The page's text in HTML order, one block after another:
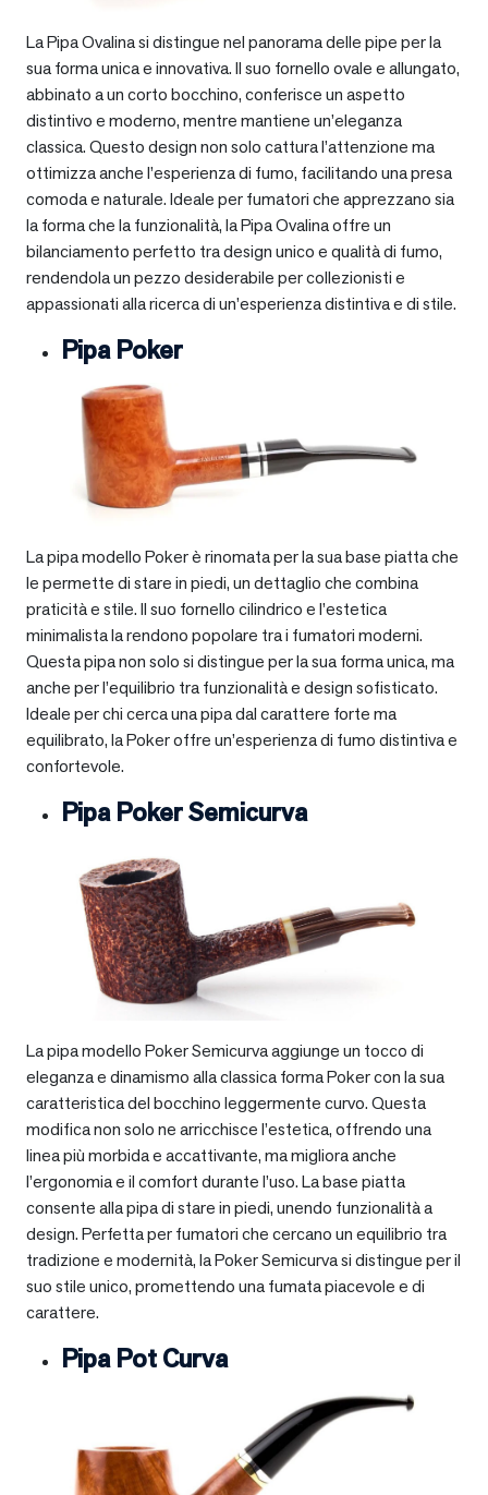
La Pipa Ovalina si distingue nel panorama delle pipe per la
sua forma unica e innovativa. Il suo fornello ovale e allungato,
abbinato a un corto bocchino, conferisce un aspetto
distintivo e moderno, mentre mantiene un’eleganza
classica. Questo design non solo cattura l’attenzione ma
ottimizza anche l’esperienza di fumo, facilitando una presa
comoda e naturale. Ideale per fumatori che apprezzano sia
la forma che la funzionalità, la Pipa Ovalina offre un
bilanciamento perfetto tra design unico e qualità di fumo,
rendendola un pezzo desiderabile per collezionisti e
appassionati alla ricerca di un’esperienza distintiva e di stile.
Pipa Poker
La pipa modello Poker è rinomata per la sua base piatta che
le permette di stare in piedi, un dettaglio che combina
praticità e stile. Il suo fornello cilindrico e l’estetica
minimalista la rendono popolare tra i fumatori moderni.
Questa pipa non solo si distingue per la sua forma unica, ma
anche per l’equilibrio tra funzionalità e design sofisticato.
Ideale per chi cerca una pipa dal carattere forte ma
equilibrato, la Poker offre un’esperienza di fumo distintiva e
confortevole.
Pipa Poker Semicurva
La pipa modello Poker Semicurva aggiunge un tocco di
eleganza e dinamismo alla classica forma Poker con la sua
caratteristica del bocchino leggermente curvo. Questa
modifica non solo ne arricchisce l’estetica, offrendo una
linea più morbida e accattivante, ma migliora anche
l’ergonomia e il comfort durante l’uso. La base piatta
consente alla pipa di stare in piedi, unendo funzionalità a
design. Perfetta per fumatori che cercano un equilibrio tra
tradizione e modernità, la Poker Semicurva si distingue per il
suo stile unico, promettendo una fumata piacevole e di
carattere.
Pipa Pot Curva